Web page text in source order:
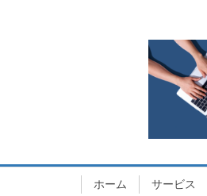
ホーム サービス